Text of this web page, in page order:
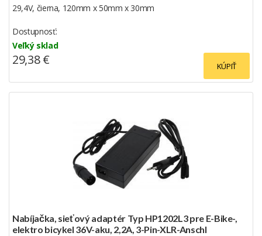
29,4V, čierna, 120mm x 50mm x 30mm
Dostupnosť:
Veľký sklad
KÚPIŤ
29,38 €
Nabíjačka, sieťový adaptér Typ HP1202L3 pre E-Bike-,
elektro bicykel 36V-aku, 2,2A, 3-Pin-XLR-Anschl